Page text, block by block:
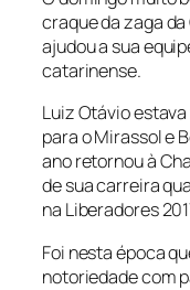
craque da zaga
ajudou a sua
catarinense.
Luiz Otávio
para o Mirassol e
ano retornou à
de sua carreira
na Liberadores
Foi nesta época
notoriedade com